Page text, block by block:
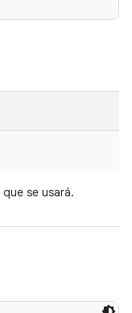
que se usará.